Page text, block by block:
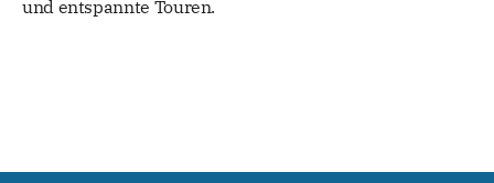
und entspannte Touren.